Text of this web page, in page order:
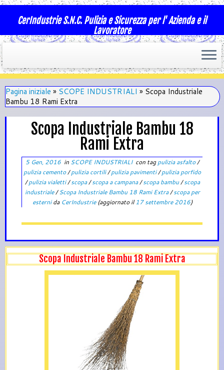
CerIndustrie S.N.C. Pulizia e Sicurezza per l' Azienda e il
Lavoratore
Pagina iniziale » SCOPE INDUSTRIALI » Scopa Industriale
Bambu 18 Rami Extra
Scopa Industriale Bambu 18
Rami Extra
5 Gen, 2016 in SCOPE INDUSTRIALI con tagpulizia asfalto/
pulizia cemento/pulizia cortili/pulizia pavimenti/pulizia porfido
/pulizia vialetti/scopa/scopa a campana/scopa bambu/scopa
industriale/Scopa Industriale Bambu 18 Rami Extra/scopa per
esternida CerIndustrie(aggiornato il17 settembre 2016)
Scopa Industriale Bambu 18 Rami Extra